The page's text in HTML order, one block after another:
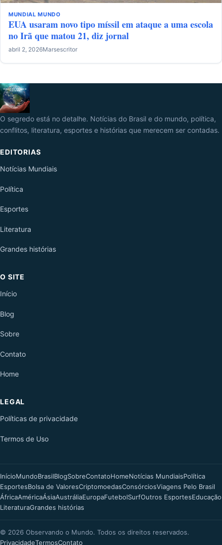
MUNDIAL MUNDO
EUA usaram novo tipo míssil em ataque a uma escola
no Irã que matou 21, diz jornal
abril 2, 2026Marsescritor
O segredo está no detalhe. Notícias do Brasil e do mundo, política,
conflitos, literatura, esportes e histórias que merecem ser contadas.
EDITORIAS
Notícias Mundiais
Política
Esportes
Literatura
Grandes histórias
O SITE
Início
Blog
Sobre
Contato
Home
LEGAL
Políticas de privacidade
Termos de Uso
InícioMundoBrasilBlogSobreContatoHomeNotícias MundiaisPolítica
EsportesBolsa de ValoresCriptomoedasConsórciosViagens Pelo Brasil
ÁfricaAméricaÁsiaAustráliaEuropaFutebolSurfOutros EsportesEducação
LiteraturaGrandes histórias
© 2026 Observando o Mundo. Todos os direitos reservados.
PrivacidadeTermosContato